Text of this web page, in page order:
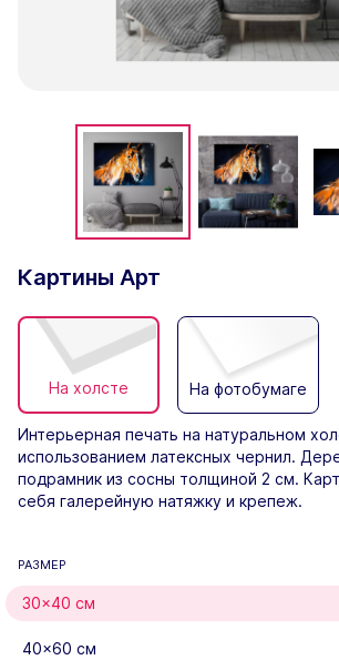
Картины Арт
На холсте На фотобумаге
Интерьерная печать на натуральном
использованием латексных чернил.
подрамник из сосны толщиной 2 см.
себя галерейную натяжку и крепеж.
РАЗМЕР
30×40 см
40×60 см